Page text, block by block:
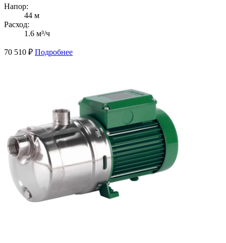
Напор:
44 м
Расход:
1.6 м³/ч
70 510 ₽ Подробнее